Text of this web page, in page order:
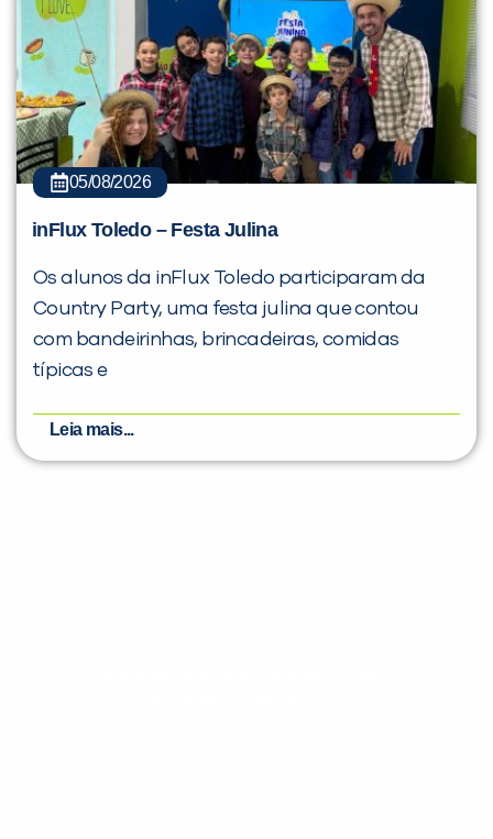
05/08/2026
inFlux Toledo – Festa Julina
Os alunos da inFlux Toledo participaram da
Country Party, uma festa julina que contou
com bandeirinhas, brincadeiras, comidas
típicas e
Leia mais...